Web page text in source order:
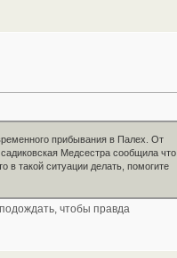
прибывания в Палех. От
Медсестра сообщила что
в такой ситуации делать, помогите
чтобы правда